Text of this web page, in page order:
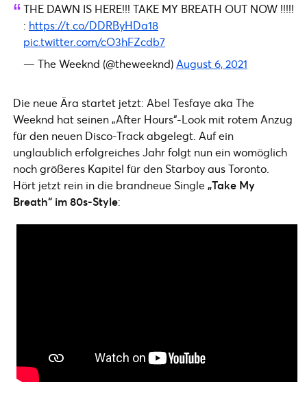
THE DAWN IS HERE!!! TAKE MY BREATH OUT NOW !!!!!
: https://t.co/DDRByHDa18
pic.twitter.com/cO3hFZcdb7
— The Weeknd (@theweeknd) August 6, 2021
Die neue Ära startet jetzt: Abel Tesfaye aka The
Weeknd hat seinen „After Hours“-Look mit rotem Anzug
für den neuen Disco-Track abgelegt. Auf ein
unglaublich erfolgreiches Jahr folgt nun ein womöglich
noch größeres Kapitel für den Starboy aus Toronto.
Hört jetzt rein in die brandneue Single„Take My
Breath“ im 80s-Style: